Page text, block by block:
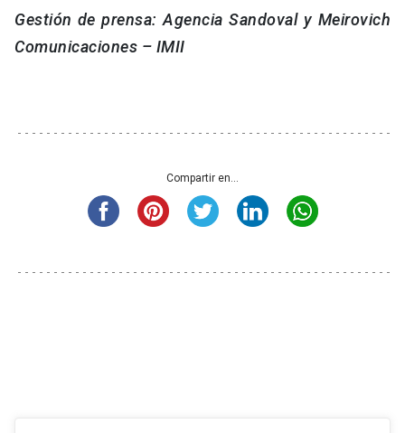
Gestión de prensa: Agencia Sandoval y Meirovich
Comunicaciones – IMII
Compartir en...